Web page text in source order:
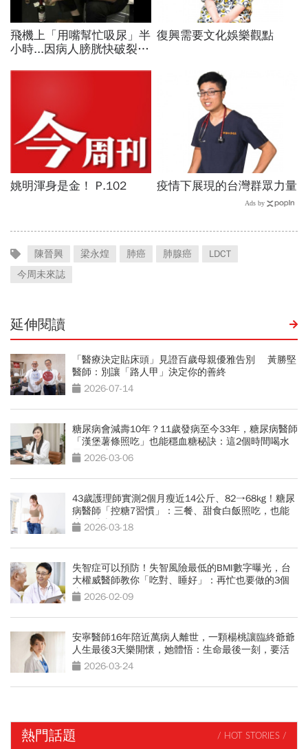
陳晉興 梁永煌 肺癌 肺腺癌
LDCT
今周未來誌
延伸閱讀
「醫療決定貼床頭」見證百歲母親優雅告別 黃勝堅
醫師：別讓「路人甲」決定你的善終
2026-07-14
糖尿病會減壽10年？11歲發病至今33年，糖尿病醫師
「漢堡薯條照吃」也能穩血糖秘訣：這2個時間喝水
最降血糖
2026-03-06
43歲護理師實測2個月瘦近14公斤、82→68kg！糖尿
病醫師「控糖7習慣」：三餐、甜食白飯照吃，也能
瘦身減脂
2026-03-18
失智症可以預防！失智風險最低的BMI數字曝光，台
大權威醫師教你「吃對、睡好」：再忙也要做的3個
小習慣
2026-02-09
安寧醫師16年陪近萬病人離世，一顆楊桃讓臨終爺爺
人生最後3天樂開懷，她體悟：生命最後一刻，要活
得像自己
2026-03-24
熱門話題 / HOT STORIES /